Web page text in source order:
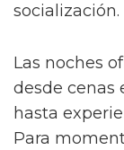
socialización.
Las noches
desde cenas
hasta
Para